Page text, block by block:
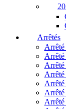
Arrêtés
Arrêté
Arrêté
Arrêté
Arrêté